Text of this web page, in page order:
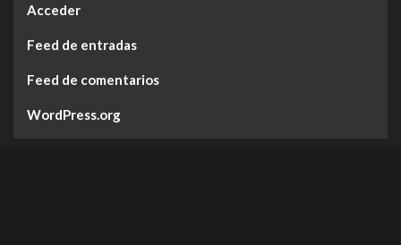
Acceder
Feed de entradas
Feed de comentarios
WordPress.org